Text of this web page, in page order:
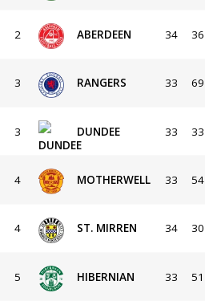
2 ABERDEEN 34 36
3 RANGERS 33 69
3 DUNDEE 33 33
4 MOTHERWELL 33 54
4 ST. MIRREN 34 30
5 HIBERNIAN 33 51